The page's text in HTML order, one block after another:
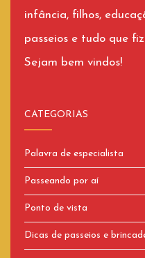
infância, filhos,
passeios e tudo que
Sejam bem vindos!
CATEGORIAS
Palavra de especialista
Passeando por aí
Ponto de vista
Dicas de passeios e